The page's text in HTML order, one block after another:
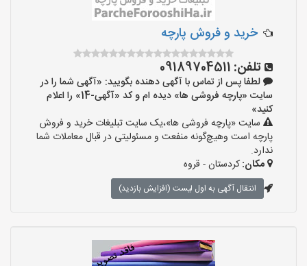
خرید و فروش پارچه
تلفن: 09189704511
لطفا پس از تماس با آگهی دهنده بگویید: «آگهی شما را در
سایت «پارچه فروشی ها» دیده ام و کد «آگهی-14» را اعلام
کنید»
سایت «پارچه فروشی ها»،یک سایت تبلیغات خرید و فروش
پارچه است وهیچ‌گونه منفعت و مسئولیتی در قبال معاملات شما
ندارد.
مکان:کردستان - قروه
انتقال آگهی به اول لیست (افزایش بازدید)